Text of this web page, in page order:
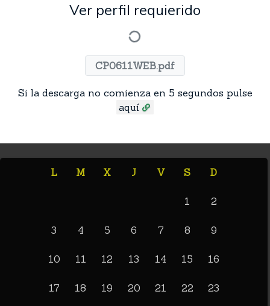
Ver perfil requierido
CP0611WEB.pdf
Si la descarga no comienza en 5 segundos pulse
aquí
L M X J V S D
1 2
3 4 5 6 7 8 9
10 11 12 13 14 15 16
17 18 19 20 21 22 23